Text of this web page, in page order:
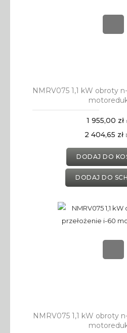
NMRV075 1,1 kW obroty
1 955,00 zł
2 404,65 zł
DODAJ DO
DODAJ DO
NMRV075 1,1 kW obroty